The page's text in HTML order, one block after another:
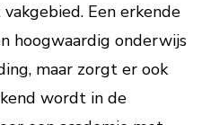
Een erkende
hoogwaardig onderwijs
maar zorgt er ook
wordt in de